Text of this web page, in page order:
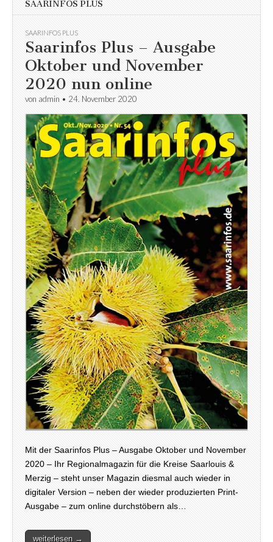
SAARINFOS PLUS
SAARINFOS PLUS
Saarinfos Plus – Ausgabe
Oktober und November
2020 nun online
von admin • 24. November 2020
Mit der Saarinfos Plus – Ausgabe Oktober und November
2020 – Ihr Regionalmagazin für die Kreise Saarlouis &
Merzig – steht unser Magazin diesmal auch wieder in
digitaler Version – neben der wieder produzierten Print-
Ausgabe – zum online durchstöbern als…
weiterlesen →